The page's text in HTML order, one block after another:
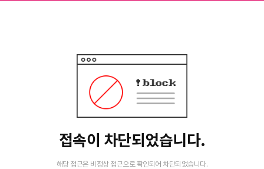
접속이 차단되었습니다.
해당 접근은 비정상 접근으로 확인되어 차단되었습니다.